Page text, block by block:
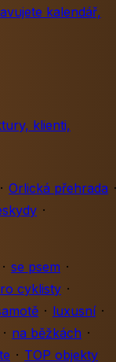
kalendář,
klienti,
· Orlická přehrada ·
·
· se psem ·
cyklisty ·
· luxusní ·
· na běžkách ·
· TOP objekty